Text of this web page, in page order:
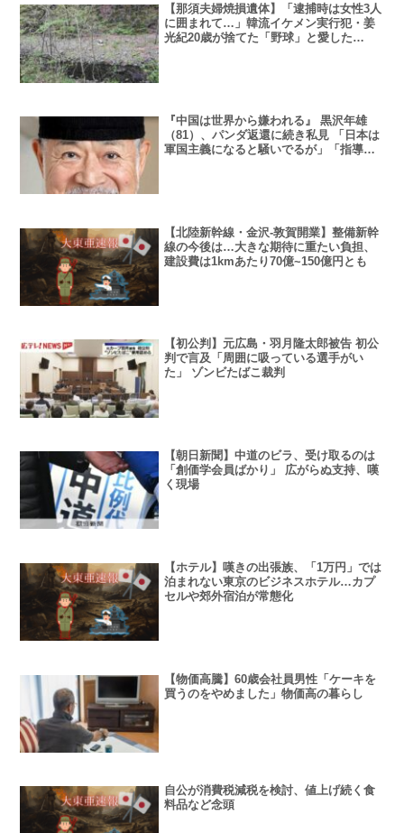
【那須夫婦焼損遺体】「逮捕時は女性3人
に囲まれて…」韓流イケメン実行犯・姜
光紀20歳が捨てた「野球」と愛した
『中国は世界から嫌われる』 黒沢年雄
（81）、パンダ返還に続き私見 「日本は
軍国主義になると騒いでるが」「指導者
【北陸新幹線・金沢-敦賀開業】整備新幹
線の今後は…大きな期待に重たい負担、
建設費は1kmあたり70億~150億円とも
【初公判】元広島・羽月隆太郎被告 初公
判で言及「周囲に吸っている選手がい
た」 ゾンビたばこ裁判
【朝日新聞】中道のビラ、受け取るのは
「創価学会員ばかり」 広がらぬ支持、嘆
く現場
【ホテル】嘆きの出張族、「1万円」では
泊まれない東京のビジネスホテル…カプ
セルや郊外宿泊が常態化
【物価高騰】60歳会社員男性「ケーキを
買うのをやめました」物価高の暮らし
自公が消費税減税を検討、値上げ続く食
料品など念頭